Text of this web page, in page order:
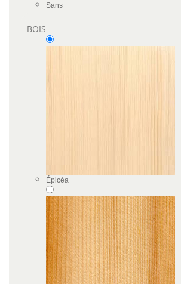
Sans
BOIS
Épicéa